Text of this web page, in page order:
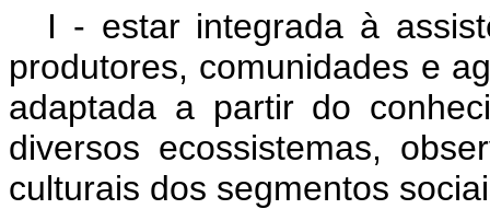
I - estar integrada à
produtores, comunidades e
adaptada a partir do
diversos ecossistemas,
culturais dos segmentos